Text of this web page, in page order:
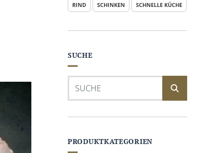
RIND SCHINKEN SCHNELLE KÜCHE
SUCHE
nach:
PRODUKTKATEGORIEN